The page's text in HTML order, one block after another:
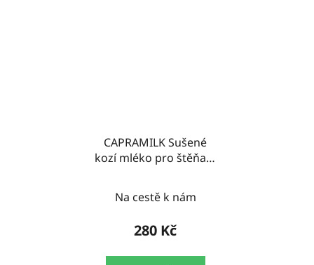
CAPRAMILK Sušené
kozí mléko pro štěňata
Na cestě k nám
280 Kč